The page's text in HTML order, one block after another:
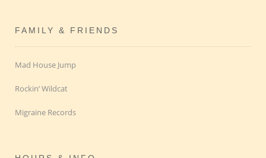
FAMILY & FRIENDS
Mad House Jump
Rockin’ Wildcat
Migraine Records